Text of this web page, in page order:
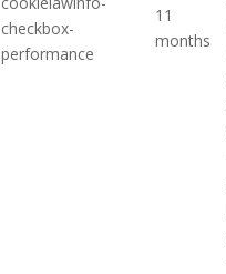
checkbox-
performance
11
months